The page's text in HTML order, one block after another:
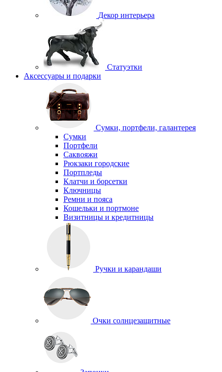
Декор интерьера
Статуэтки
Аксессуары и подарки
Сумки, портфели, галантерея
Сумки
Портфели
Саквояжи
Рюкзаки городские
Портпледы
Клатчи и борсетки
Ключницы
Ремни и пояса
Кошельки и портмоне
Визитницы и кредитницы
Ручки и карандаши
Очки солнцезащитные